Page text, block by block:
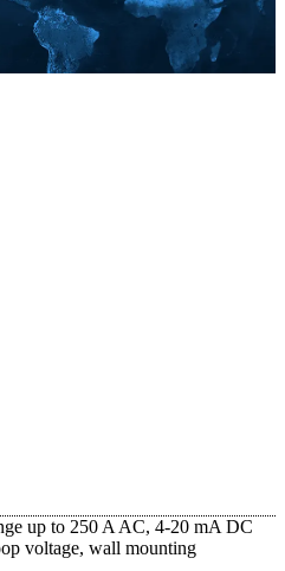
up to 250 A AC, 4-20 mA DC
voltage, wall mounting